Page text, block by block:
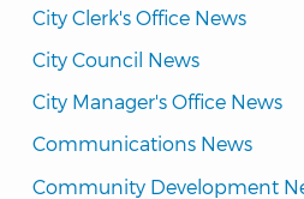
City Clerk's Office News
City Council News
City Manager's Office News
Communications News
Community Development